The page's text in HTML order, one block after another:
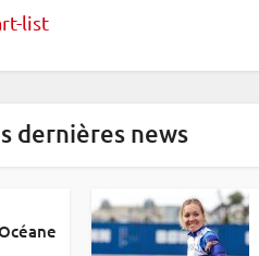
list
dernières news